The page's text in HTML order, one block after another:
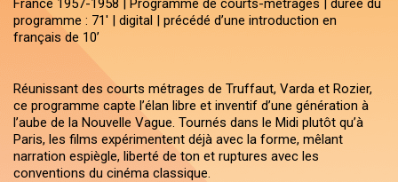
France 1957-1958 | Programme de courts-métrages | durée du
programme : 71' | digital | précédé d’une introduction en
français de 10’
Réunissant des courts métrages de Truffaut, Varda et Rozier,
ce programme capte l’élan libre et inventif d’une génération à
l’aube de la Nouvelle Vague. Tournés dans le Midi plutôt qu’à
Paris, les films expérimentent déjà avec la forme, mêlant
narration espiègle, liberté de ton et ruptures avec les
conventions du cinéma classique.